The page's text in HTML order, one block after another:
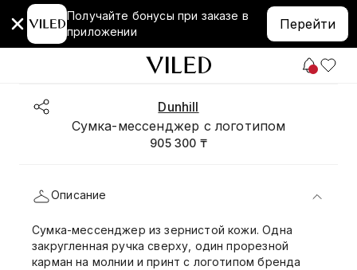
Получайте бонусы при заказе в
приложении
Перейти
Dunhill
Сумка-мессенджер с логотипом
905 300 ₸
Описание
Сумка-мессенджер из зернистой кожи. Одна
закругленная ручка сверху, один прорезной
карман на молнии и принт с логотипом бренда